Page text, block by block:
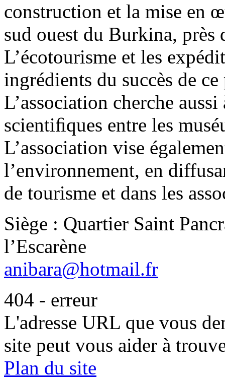
construction et la mise en
sud ouest du Burkina,
L’écotourisme et les
ingrédients du succès de
L’association cherche
scientiﬁques entre les
L’association vise
l’environnement, en
de tourisme et dans les
Siège : Quartier Saint
l’Escarène
anibara@hotmail.fr
404 - erreur
L'adresse URL que vous
site peut vous aider à
Plan du site